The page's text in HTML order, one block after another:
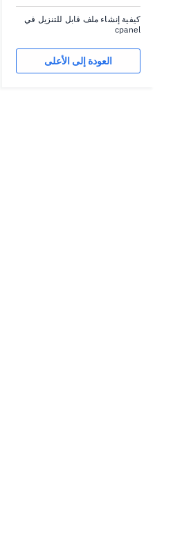
كيفية إنشاء ملف قابل للتنزيل في
cpanel
العودة إلى الأعلى